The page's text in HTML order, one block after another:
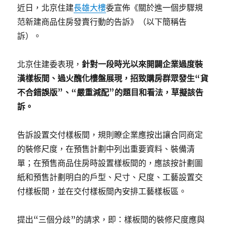
產
愛！
8
圳
131
個
在
價
表
曝
光〉
近日，北京住建長雄大樓委宣佈《關於進一個步驟規
范新建商品住房發賣行動的告訴》（以下簡稱告
訴）。
北京住建委表現， 針對一段時光以來開闢企業過度裝
潢樣板間、過火醜化樓盤展現，招致購房群眾發生“貨
不合錯誤版”、“嚴重減配”的題目和看法，草擬該告
訴。
告訴設置交付樣板間，規則瞭企業應按出讓合同商定
的裝修尺度，在預售計劃中列出重要資料、裝備清
單；在預售商品住房時設置樣板間的，應該按計劃圖
紙和預售計劃明白的戶型、尺寸、尺度、工藝設置交
付樣板間，並在交付樣板間內安排工藝樣板區。
提出“三個分歧”的請求，即：樣板間的裝修尺度應與